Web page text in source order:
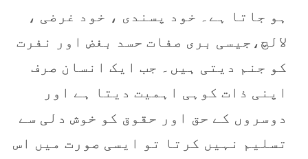
ہو جاتا ہے۔ خود پسندی ، خود غرضی ،
لالچ،جیسی بری صفات حسد بغض اور نفرت
کو جنم دیتی ہیں۔ جب ایک انسان صرف
اپنی ذات کوہی اہمیت دیتا ہے اور
دوسروں کے حق اور حقوق کو خوش دلی سے
تسلیم نہیں کرتا تو ایسی صورت میں اس